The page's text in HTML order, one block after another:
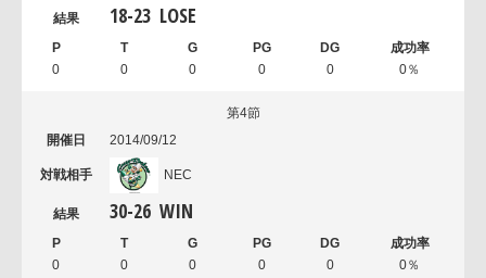
18-23 LOSE
0 0 0 0 0 0％
第4節
2014/09/12
NEC
30-26 WIN
0 0 0 0 0 0％